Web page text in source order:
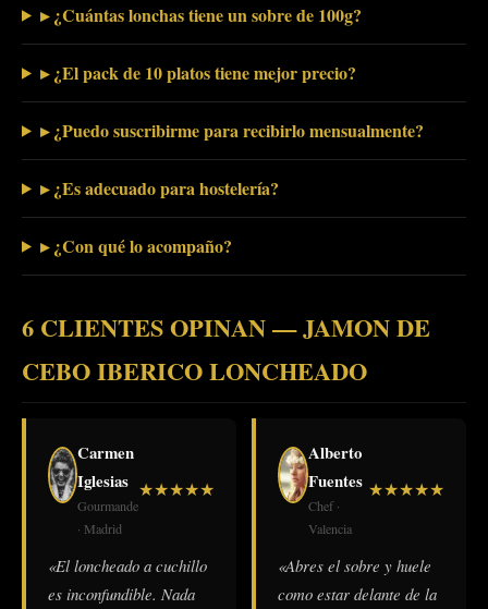
▸ ¿Cuántas lonchas tiene un sobre de 100g?
▸ ¿El pack de 10 platos tiene mejor precio?
▸ ¿Puedo suscribirme para recibirlo mensualmente?
▸ ¿Es adecuado para hostelería?
▸ ¿Con qué lo acompaño?
6 CLIENTES OPINAN — JAMON DE
CEBO IBERICO LONCHEADO
Carmen
Iglesias
Gourmande
· Madrid
★★★★★
«El loncheado a cuchillo
es inconfundible. Nada
Alberto
Fuentes
Chef ·
Valencia
★★★★★
«Abres el sobre y huele
como estar delante de la